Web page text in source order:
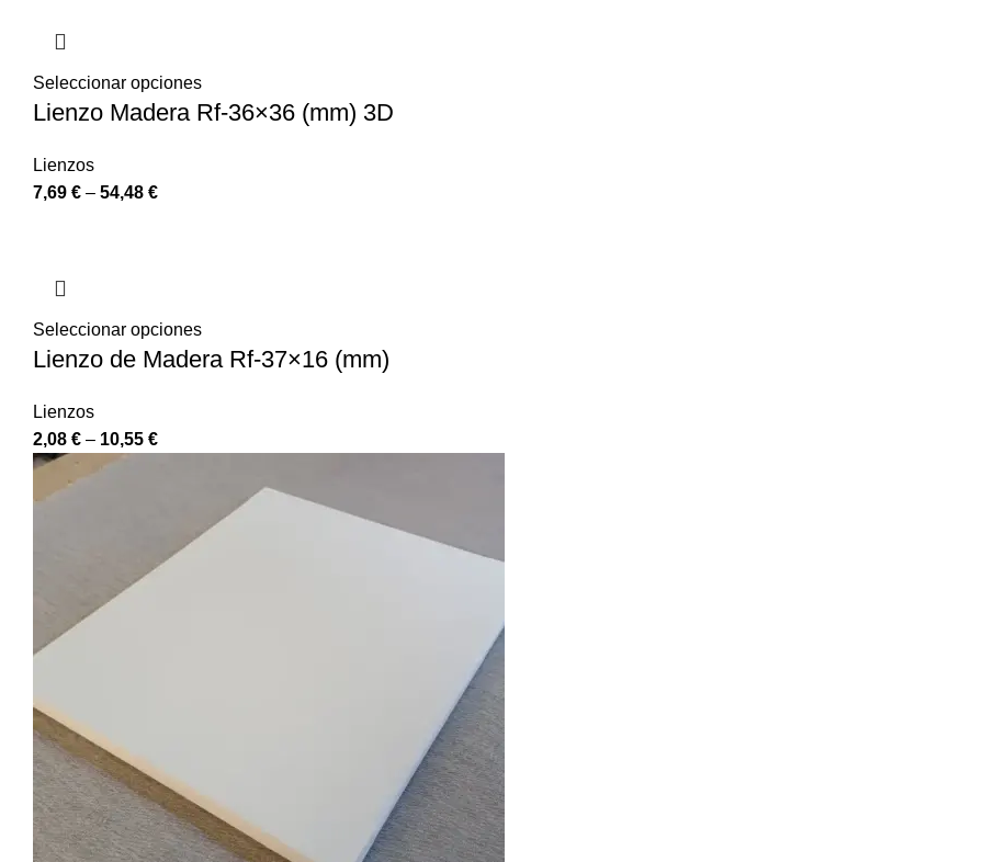
Seleccionar opciones
Lienzo Madera Rf-36×36 (mm) 3D
Lienzos
7,69 € – 54,48 €
Seleccionar opciones
Lienzo de Madera Rf-37×16 (mm)
Lienzos
2,08 € – 10,55 €